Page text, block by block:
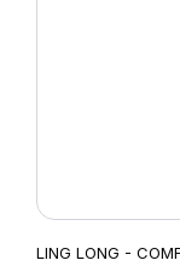
LING LONG -